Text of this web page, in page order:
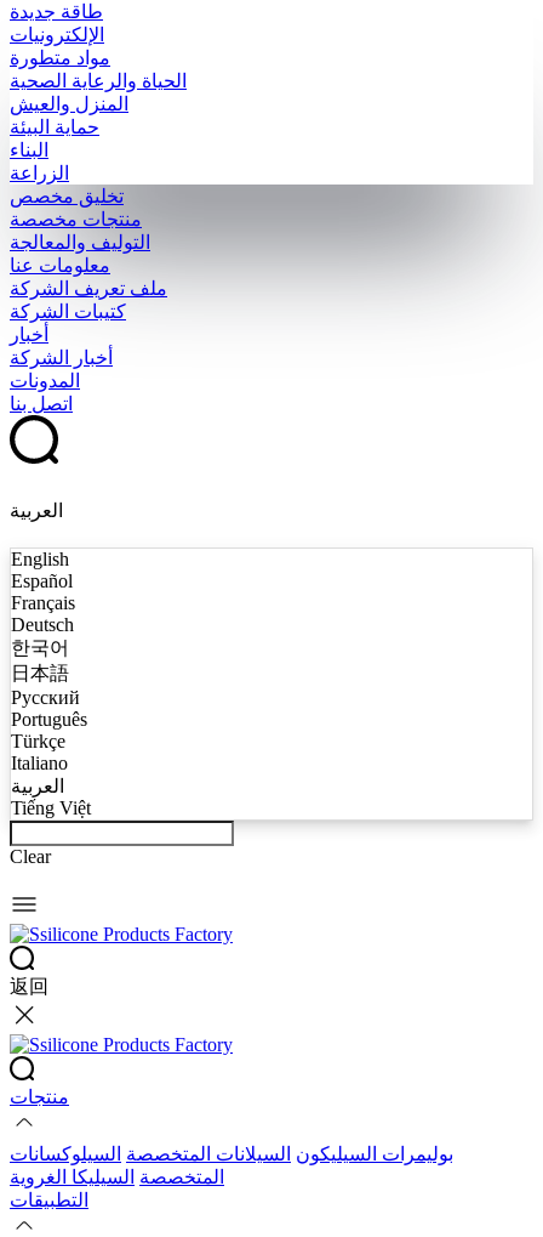
طاقة جديدة
الإلكترونيات
مواد متطورة
الحياة والرعاية الصحية
المنزل والعيش
حماية البيئة
البناء
الزراعة
تخليق مخصص
منتجات مخصصة
التوليف والمعالجة
معلومات عنا
ملف تعريف الشركة
كتيبات الشركة
أخبار
أخبار الشركة
المدونات
اتصل بنا
العربية
English
Español
Français
Deutsch
한국어
日本語
Русский
Português
Türkçe
Italiano
العربية
Tiếng Việt
Clear
返回
منتجات
بوليمرات السيليكون السيلانات المتخصصة السيلوكسانات
المتخصصة السيليكا الغروية
التطبيقات